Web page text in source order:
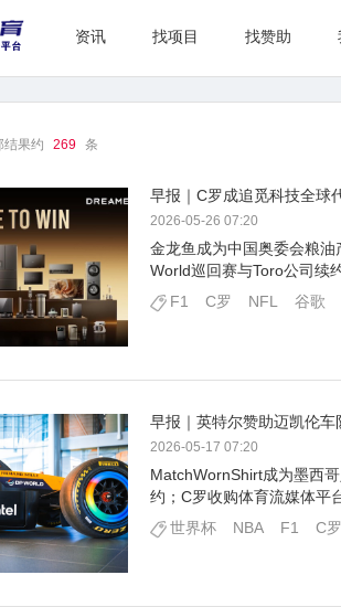
资讯 找项目 找赞助
结果约 269 条
早报｜C罗成追觅科技全球
2026-05-26 07:20
金龙鱼成为中国奥委会粮
World巡回赛与Toro公司续
F1
C罗 NFL 谷歌
早报｜英特尔赞助迈凯伦
2026-05-17 07:20
MatchWornShirt成为墨西
约；C罗收购体育流媒体平
世界杯
NBA F1 C罗